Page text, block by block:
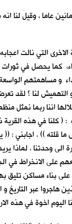
عاما ، وقيل لنا
التي نالت اعجابه
كما يحصل في
و مساهمتهم
لنا ؟ لقد
اننا ربما نمثل
كلنا في هذه
)) . اجابني : ((
الى وحدتنا .
على الانخراط في
بناء مساكن تليق
هاجروا عبر
اليوم اخوة في هذه